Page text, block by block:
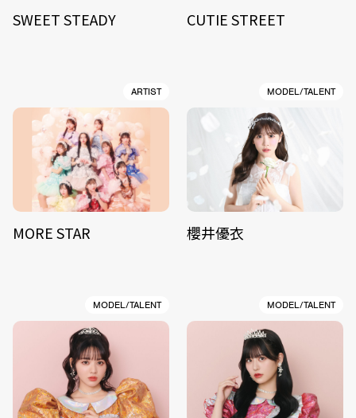
SWEET STEADY CUTIE STREET
ARTIST
MORE STAR
MODEL/TALENT
櫻井優衣
MODEL/TALENT MODEL/TALENT